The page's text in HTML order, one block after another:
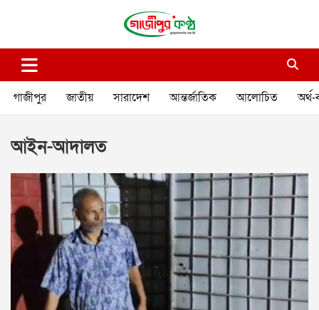
গাজীপুর কণ্ঠ
গাজীপুর জাতীয় সারাদেশ আন্তর্জাতিক আলোচিত অর্থ-
আইন-আদালত